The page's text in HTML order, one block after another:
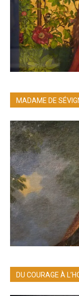
MADAME DE
DU COURAGE À